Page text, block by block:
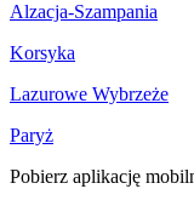
Alzacja-Szampania
Korsyka
Lazurowe Wybrzeże
Paryż
Pobierz aplikację